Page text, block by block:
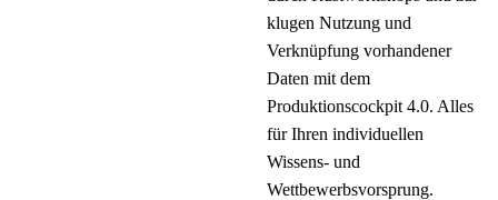
klugen Nutzung und
Verknüpfung vorhandener
Daten mit dem
Produktionscockpit 4.0. Alles
für Ihren individuellen
Wissens- und
Wettbewerbsvorsprung.